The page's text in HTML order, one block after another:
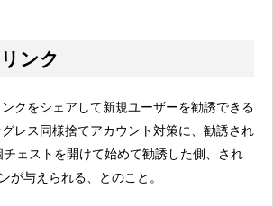
ンク
クをシェアして新規ユーザーを勧誘できる
レス同様捨てアカウント対策に、勧誘され
ェストを開けて始めて勧誘した側、され
が与えられる、とのこと。